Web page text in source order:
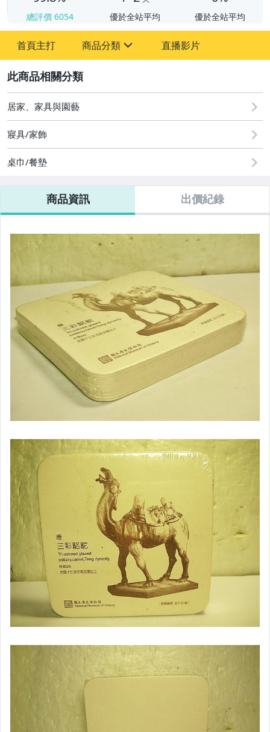
總評價 6054 優於全站平均 優於全站平均
首頁主打 商品分類
其它
直播影片
居家、家具與園藝
寢具/家飾
桌巾/餐墊
商品資訊 出價紀錄